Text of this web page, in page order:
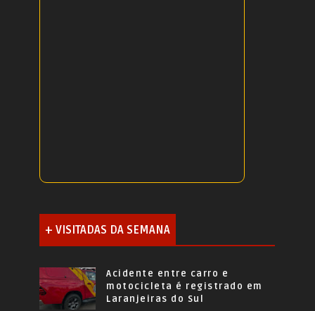
+ VISITADAS DA SEMANA
Acidente entre carro e
motocicleta é registrado em
Laranjeiras do Sul